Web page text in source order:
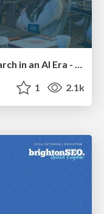
Winning Ecommerce Organic Search in an AI Era - #searchnstuff2025
1 2.1k